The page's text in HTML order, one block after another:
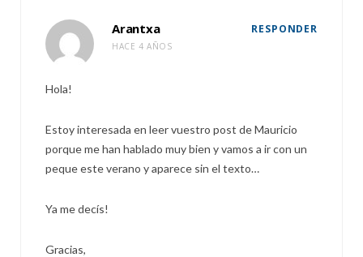
Arantxa
HACE 4 AÑOS
RESPONDER
Hola!
Estoy interesada en leer vuestro post de Mauricio
porque me han hablado muy bien y vamos a ir con un
peque este verano y aparece sin el texto…
Ya me decís!
Gracias,